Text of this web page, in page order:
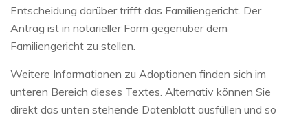
Entscheidung darüber trifft das Familiengericht. Der
Antrag ist in notarieller Form gegenüber dem
Familiengericht zu stellen.
Weitere Informationen zu Adoptionen finden sich im
unteren Bereich dieses Textes. Alternativ können Sie
direkt das unten stehende Datenblatt ausfüllen und so